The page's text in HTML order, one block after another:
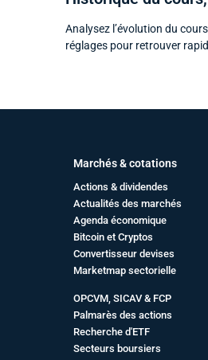
Analysez l’évolution du
réglages pour retrouver
Marchés & cotations
Actions & dividendes
Actualités des marchés
Agenda économique
Bitcoin et Cryptos
Convertisseur devises
Marketmap sectorielle
OPCVM, SICAV & FCP
Palmarès des actions
Recherche d'ETF
Secteurs boursiers